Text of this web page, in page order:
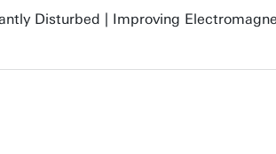
Disturbed | Improving